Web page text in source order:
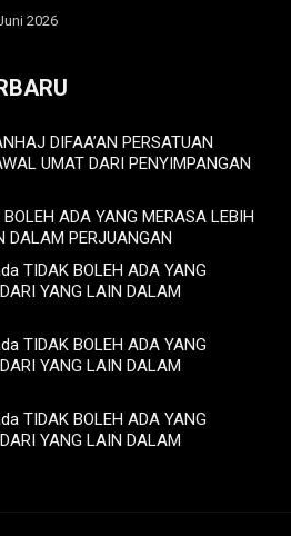
2026
DIFAA’AN PERSATUAN
UMAT DARI PENYIMPANGAN
ADA YANG MERASA LEBIH
DALAM PERJUANGAN
TIDAK BOLEH ADA YANG
YANG LAIN DALAM
TIDAK BOLEH ADA YANG
YANG LAIN DALAM
TIDAK BOLEH ADA YANG
YANG LAIN DALAM